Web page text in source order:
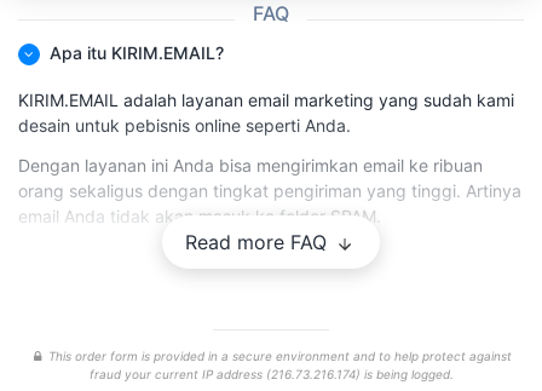
Read more FAQ
FAQ
Apa itu KIRIM.EMAIL?
KIRIM.EMAIL adalah layanan email marketing yang sudah kami
desain untuk pebisnis online seperti Anda.
Dengan layanan ini Anda bisa mengirimkan email ke ribuan
orang sekaligus dengan tingkat pengiriman yang tinggi. Artinya
email Anda tidak akan masuk ke folder SPAM.
Kini Anda bisa membangun hubungan yang lebih baik ke
Tidak hanya itu, KIRIM.EMAIL juga berisi forum dimana Anda
bisa melakukan tanya jawab dengan kami dan sesama email
This order form is provided in a secure environment and to help protect against
fraud your current IP address (216.73.216.174) is being logged.